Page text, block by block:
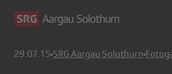
29.07.15 SRG Aargau Solothurn